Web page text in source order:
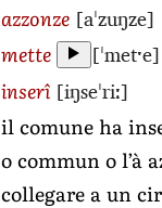
azzonze [aˈzuŋze]
mette [ˈmetˑe]
inserî [iŋseˈriː]
il comune ha
o commun o l’à
collegare a un